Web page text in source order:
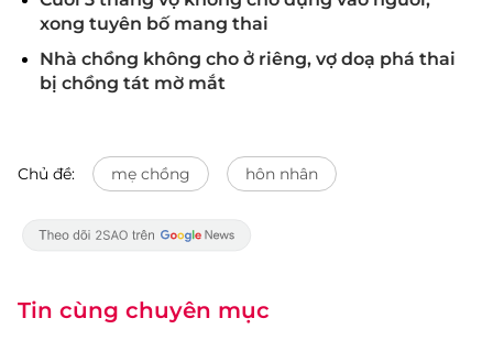
xong tuyên bố mang thai
Nhà chồng không cho ở riêng, vợ doạ phá thai
bị chồng tát mờ mắt
Chủ đề: mẹ chồng hôn nhân
Tin cùng chuyên mục